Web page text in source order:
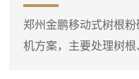
参考2400mm，处理
大...
散料堆现场处理
郑州金鹏移动式树根
机方案，主要处理树